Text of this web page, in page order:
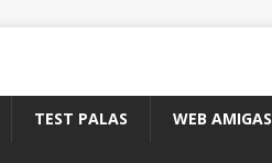
TEST PALAS WEB AMIGAS